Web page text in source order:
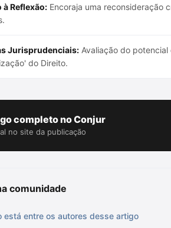
à Reflexão: Encoraja uma reconsideração
Jurisprudenciais: Avaliação do
do Direito.
completo no Conjur
no site da publicação
comunidade
está entre os autores desse artigo